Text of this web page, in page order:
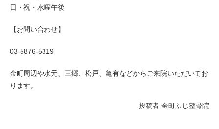
日・祝・水曜午後
【お問い合わせ】
03-5876-5319
金町周辺や水元、三郷、松戸、亀有などからご来院いただいてお
ります。
投稿者:金町ふじ整骨院